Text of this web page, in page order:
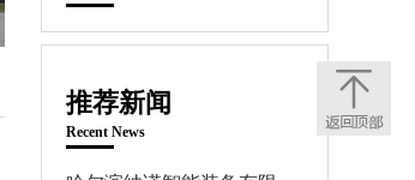
推荐新闻
Recent News